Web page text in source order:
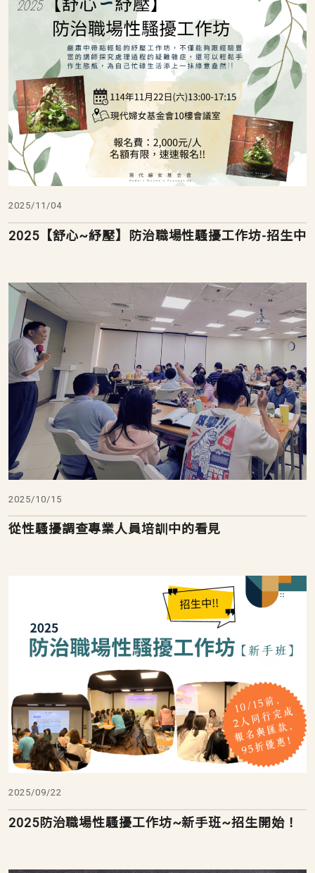
2025/11/04
2025【舒心~紓壓】防治職場性騷擾工作坊-招生中
2025/10/15
從性騷擾調查專業人員培訓中的看見
2025/09/22
2025防治職場性騷擾工作坊~新手班~招生開始！